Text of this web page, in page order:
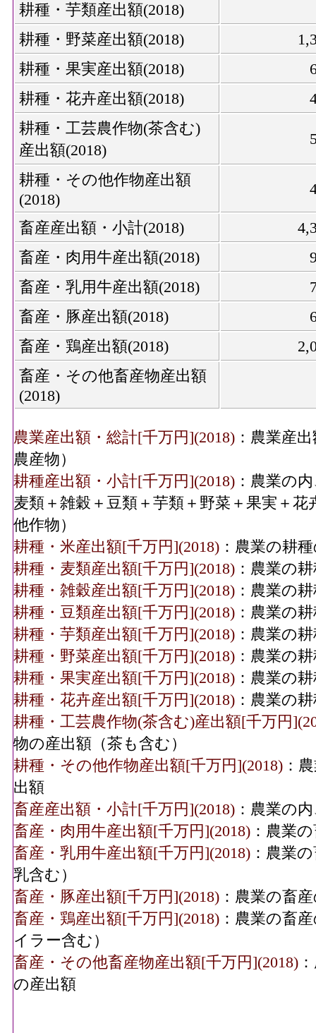
耕種・芋類産出額(2018)
耕種・野菜産出額(2018)
耕種・果実産出額(2018)
耕種・花卉産出額(2018)
耕種・工芸農作物(茶含む)
産出額(2018)
耕種・その他作物産出額
(2018)
畜産産出額・小計(2018)
畜産・肉用牛産出額(2018)
畜産・乳用牛産出額(2018)
畜産・豚産出額(2018)
畜産・鶏産出額(2018)
畜産・その他畜産物産出額
(2018)
農業産出額・総計[千万円](2018) ：農業産
農産物）
耕種産出額・小計[千万円](2018) ：農業の
麦類＋雑穀＋豆類＋芋類＋野菜＋果実＋
他作物）
耕種・米産出額[千万円](2018) ：農業の耕
耕種・麦類産出額[千万円](2018) ：農業の
耕種・雑穀産出額[千万円](2018) ：農業の
耕種・豆類産出額[千万円](2018) ：農業の
耕種・芋類産出額[千万円](2018) ：農業の
耕種・野菜産出額[千万円](2018) ：農業の
耕種・果実産出額[千万円](2018) ：農業の
耕種・花卉産出額[千万円](2018) ：農業の
耕種・工芸農作物(茶含む)産出額[千万円
物の産出額（茶も含む）
耕種・その他作物産出額[千万円](2018) ：
出額
畜産産出額・小計[千万円](2018) ：農業の
畜産・肉用牛産出額[千万円](2018) ：農業
畜産・乳用牛産出額[千万円](2018) ：農業
乳含む）
畜産・豚産出額[千万円](2018) ：農業の畜
畜産・鶏産出額[千万円](2018) ：農業の畜
イラー含む）
畜産・その他畜産物産出額[千万円](2018)
の産出額